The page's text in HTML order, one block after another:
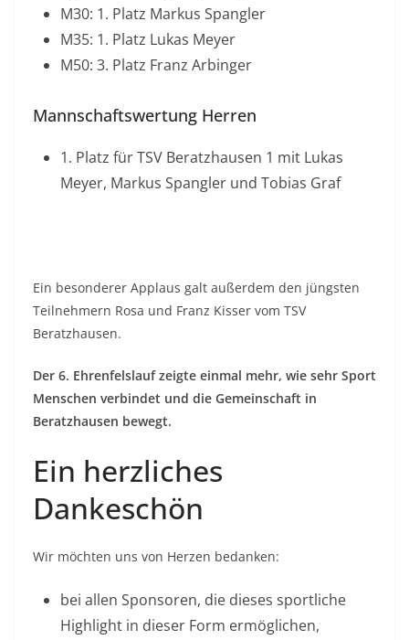
M30: 1. Platz Markus Spangler
M35: 1. Platz Lukas Meyer
M50: 3. Platz Franz Arbinger
Mannschaftswertung Herren
1. Platz für TSV Beratzhausen 1 mit Lukas
Meyer, Markus Spangler und Tobias Graf
Ein besonderer Applaus galt außerdem den jüngsten
Teilnehmern Rosa und Franz Kisser vom TSV
Beratzhausen.
Der 6. Ehrenfelslauf zeigte einmal mehr, wie sehr Sport
Menschen verbindet und die Gemeinschaft in
Beratzhausen bewegt.
Ein herzliches
Dankeschön
Wir möchten uns von Herzen bedanken:
bei allen Sponsoren, die dieses sportliche
Highlight in dieser Form ermöglichen,